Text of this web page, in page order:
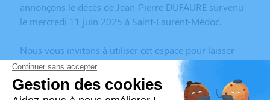
annonçons le décès de Jean-Pierre DUFAURE survenu
le mercredi 11 juin 2025 à Saint-Laurent-Médoc.
Nous vous invitons à utiliser cet espace pour laisser
vos condoléances, partager des photos souvenirs, une
anecdote ou exprimer vos pensées à travers des
poèmes ou des textes. Cet endroit est un lieu